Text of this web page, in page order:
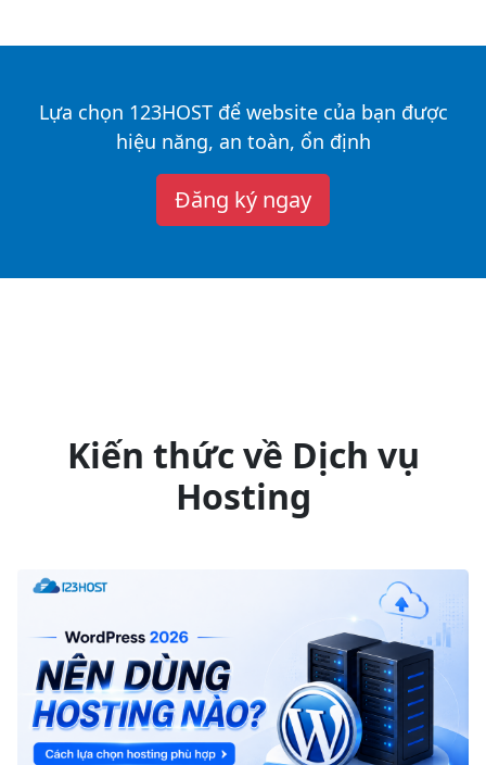
Lựa chọn 123HOST để website của bạn được
hiệu năng, an toàn, ổn định
Đăng ký ngay
Kiến thức về Dịch vụ
Hosting